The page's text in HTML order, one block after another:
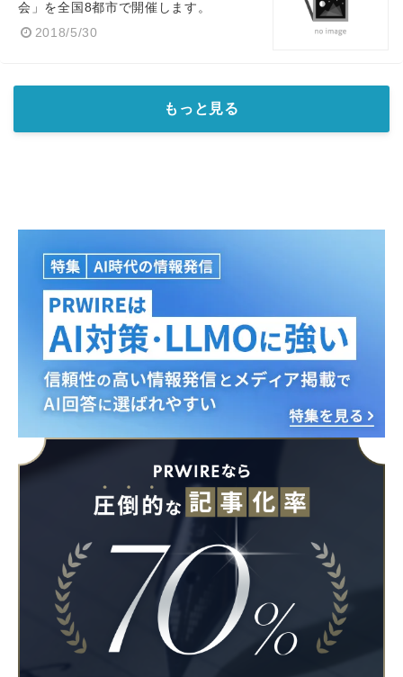
会」を全国8都市で開催します。
2018/5/30
もっと見る